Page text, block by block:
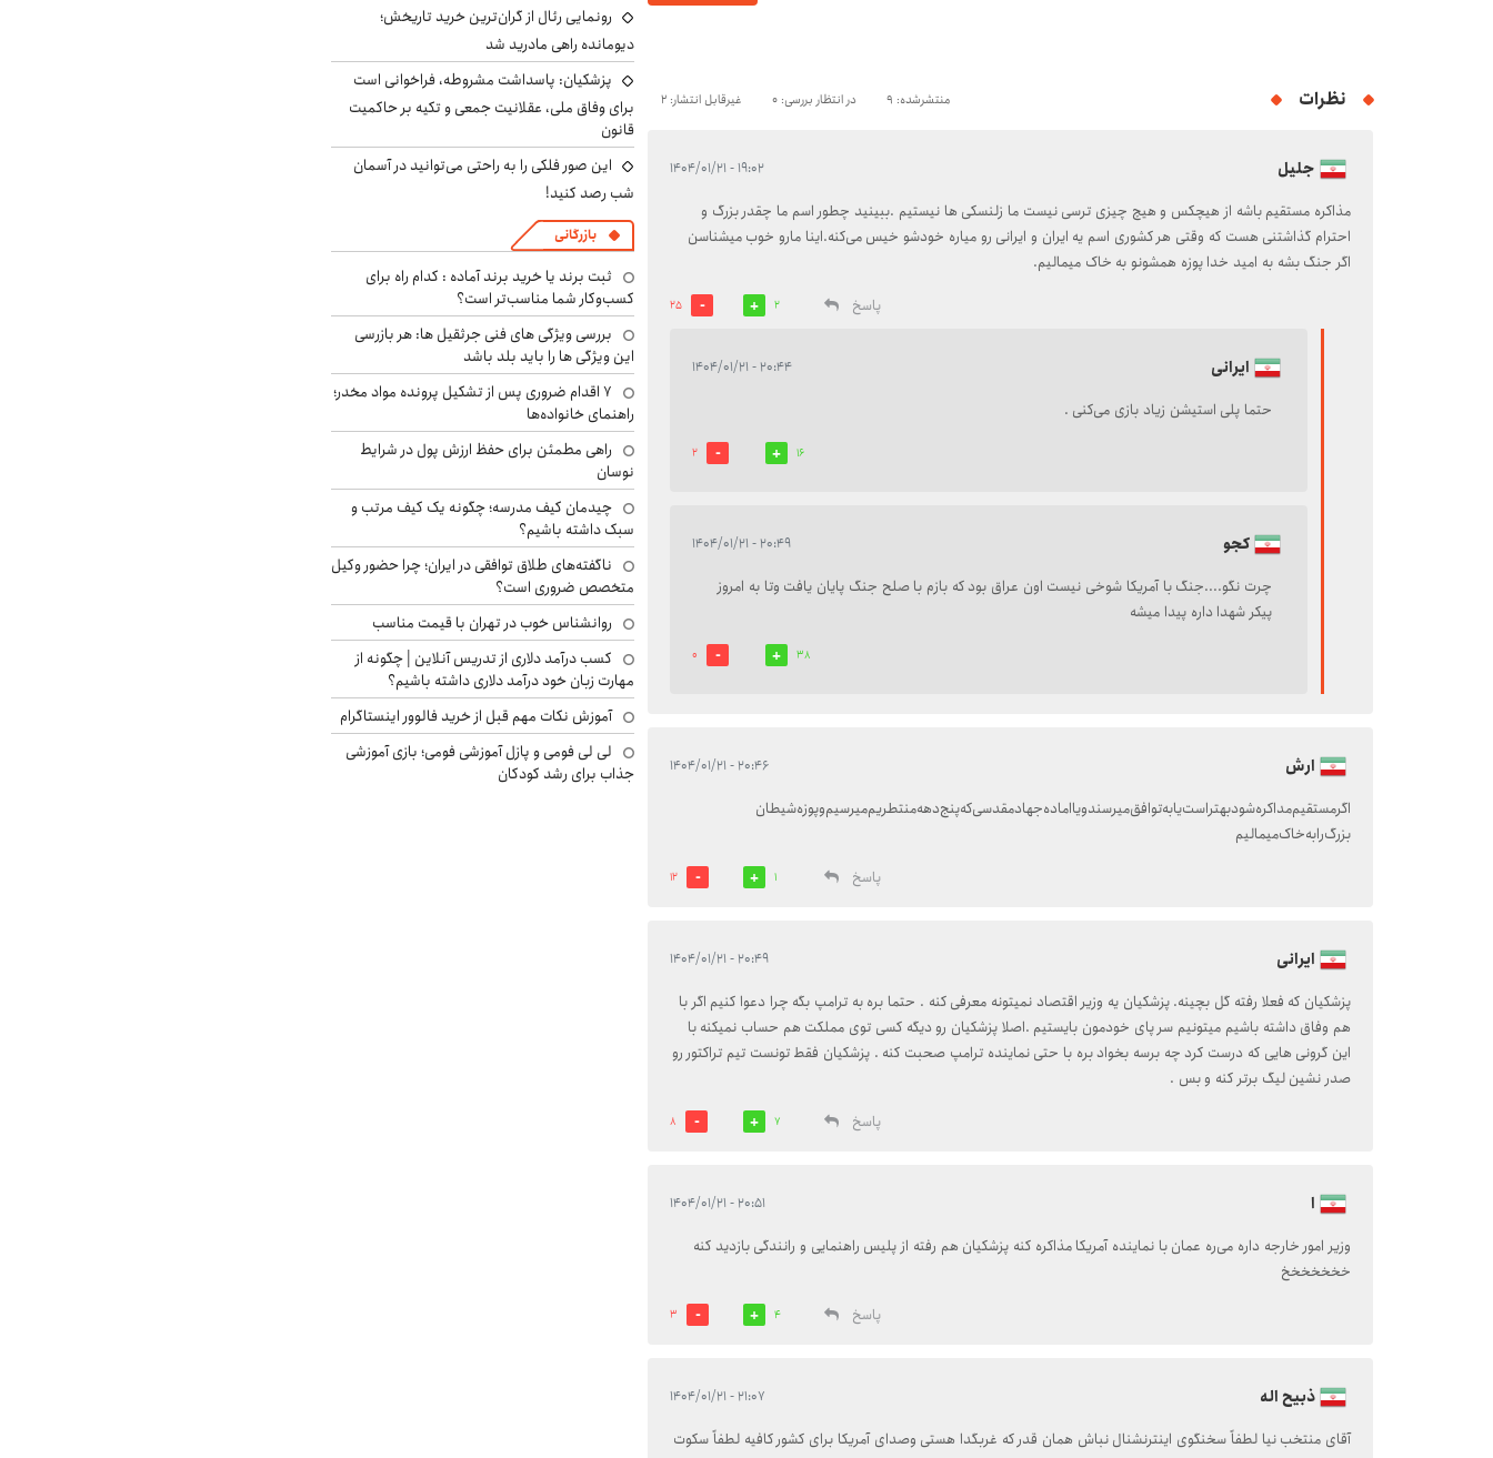
نظرات منتشرشده: 9 در انتظار بررسی: 0 غیرقابل انتشار: 2
جلیل ۱۹:۰۲ - ۱۴۰۴/۰۱/۲۱
مذاکره مستقیم باشه از هیچکس و هیچ چیزی ترسی نیست ما زلنسکی ها نیستیم .ببینید چطور اسم ما چقدر بزرگ و
احترام گذاشتنی هست که وقتی هر کشوری اسم یه ایران و ایرانی رو میاره خودشو خیس می‌کنه.اینا مارو خوب میشناسن
اگر جنگ بشه به امید خدا پوزه همشونو به خاک میمالیم.
پاسخ
2
25
ایرانی ۲۰:۴۴ - ۱۴۰۴/۰۱/۲۱
حتما پلی استیشن زیاد بازی می‌کنی .
16
2
کجو ۲۰:۴۹ - ۱۴۰۴/۰۱/۲۱
چرت نگو....جنگ با آمریکا شوخی نیست اون عراق بود که بازم با صلح جنگ پایان یافت وتا به امروز
پیکر شهدا داره پیدا میشه
38
0
ارش ۲۰:۴۶ - ۱۴۰۴/۰۱/۲۱
اگر‌مستقیم‌مداکره‌شود‌‌بهتراست‌یا‌به‌توافق‌میرسند‌ویا‌اماده‌جهاد‌مقدسی‌که‌پنج‌دهه‌منتطریم‌‌میرسیم‌وپوزه‌شیطان
بزرگ‌رابه‌خاک‌میمالیم
پاسخ
1
12
ایرانی ۲۰:۴۹ - ۱۴۰۴/۰۱/۲۱
پزشکیان که فعلا رفته گل بچینه. پزشکیان یه وزیر اقتصاد نمیتونه معرفی کنه . حتما بره به ترامپ بگه چرا دعوا کنیم اگر با
هم وفاق داشته باشیم میتونیم سر پای خودمون بایستیم .اصلا پزشکیان رو دیگه کسی توی مملکت هم حساب نمیکنه با
این گرونی هایی که درست کرد چه برسه بخواد بره با حتی نماینده ترامپ صحبت کنه . پزشکیان فقط تونست تیم تراکتور رو
صدر نشین لیگ برتر کنه و بس .
پاسخ
7
8
ا ۲۰:۵۱ - ۱۴۰۴/۰۱/۲۱
وزیر امور خارجه داره می‌ره عمان با نماینده آمریکا مذاکره کنه پزشکیان هم رفته از پلیس راهنمایی و رانندگی بازدید کنه
خخخخخخخ
پاسخ
4
3
ذبیح اله ۲۱:۰۷ - ۱۴۰۴/۰۱/۲۱
آقای منتخب نیا لطفاً سخنگوی اینترنشنال نباش همان قدر که غربگدا هستی وصدای آمریکا برای کشور کافیه لطفاً سکوت
رونمایی رئال از گران‌ترین خرید تاریخش؛
دیومانده راهی مادرید شد
پزشکیان: پاسداشت مشروطه، فراخوانی است
برای وفاق ملی، عقلانیت جمعی و تکیه بر حاکمیت
قانون
این صور فلکی را به راحتی می‌توانید در آسمان
شب رصد کنید!
بازرگانی
ثبت برند یا خرید برند آماده : کدام راه برای
کسب‌وکار شما مناسب‌تر است؟
بررسی ویژگی های فنی جرثقیل ها: هر بازرسی
این ویژگی ها را باید بلد باشد
۷ اقدام ضروری پس از تشکیل پرونده مواد مخدر؛
راهنمای خانواده‌ها
راهی مطمئن برای حفظ ارزش پول در شرایط
نوسان
چیدمان کیف مدرسه؛ چگونه یک کیف مرتب و
سبک داشته باشیم؟
ناگفته‌های طلاق توافقی در ایران؛ چرا حضور وکیل
متخصص ضروری است؟
روانشناس خوب در تهران با قیمت مناسب
کسب درآمد دلاری از تدریس آنلاین | چگونه از
مهارت زبان خود درآمد دلاری داشته باشیم؟
آموزش نکات مهم قبل از خرید فالوور اینستاگرام
لی لی فومی و پازل آموزشی فومی؛ بازی آموزشی
جذاب برای رشد کودکان